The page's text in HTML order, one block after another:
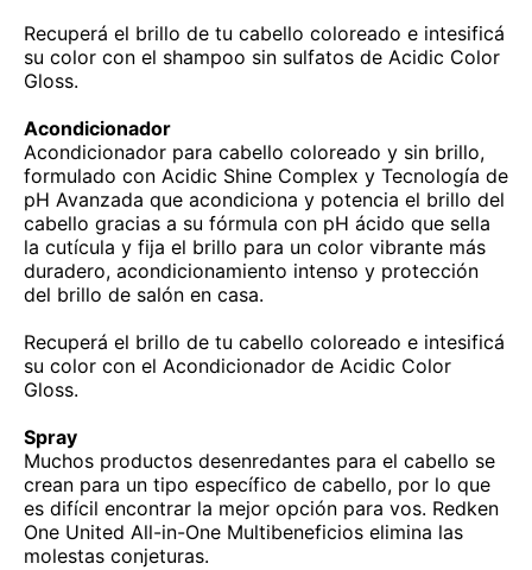
Recuperá el brillo de tu cabello coloreado e intesificá
su color con el shampoo sin sulfatos de Acidic Color
Gloss.
Acondicionador
Acondicionador para cabello coloreado y sin brillo,
formulado con Acidic Shine Complex y Tecnología de
pH Avanzada que acondiciona y potencia el brillo del
cabello gracias a su fórmula con pH ácido que sella
la cutícula y fija el brillo para un color vibrante más
duradero, acondicionamiento intenso y protección
del brillo de salón en casa.
Recuperá el brillo de tu cabello coloreado e intesificá
su color con el Acondicionador de Acidic Color
Gloss.
Spray
Muchos productos desenredantes para el cabello se
crean para un tipo específico de cabello, por lo que
es difícil encontrar la mejor opción para vos. Redken
One United All-in-One Multibeneficios elimina las
molestas conjeturas.